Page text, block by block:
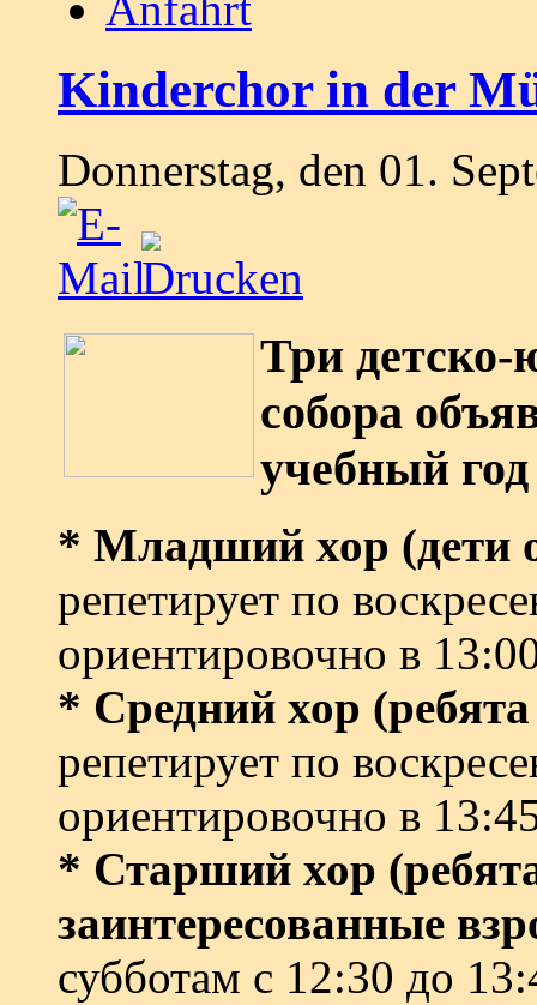
Kinderchor in der
Donnerstag, den 01.
Три
собора
учебный год
* Младший хор (дети
репетирует по
ориентировочно в
* Средний хор
репетирует по
ориентировочно в
* Старший хор
заинтересованные
субботам с 12:30 до